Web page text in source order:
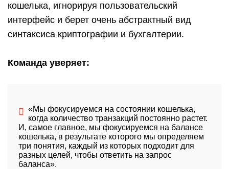
кошелька, игнорируя пользовательский
интерфейс и берет очень абстрактный вид
синтаксиса криптографии и бухгалтерии.
Команда уверяет:
«Мы фокусируемся на состоянии кошелька,
когда количество транзакций постоянно растет.
И, самое главное, мы фокусируемся на балансе
кошелька, в результате которого мы определяем
три понятия, каждый из которых подходит для
разных целей, чтобы ответить на запрос
баланса».